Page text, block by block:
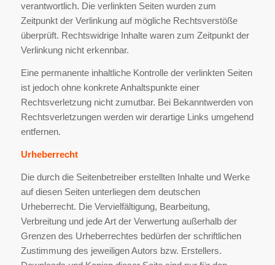
verantwortlich. Die verlinkten Seiten wurden zum
Zeitpunkt der Verlinkung auf mögliche Rechtsverstöße
überprüft. Rechtswidrige Inhalte waren zum Zeitpunkt der
Verlinkung nicht erkennbar.
Eine permanente inhaltliche Kontrolle der verlinkten Seiten
ist jedoch ohne konkrete Anhaltspunkte einer
Rechtsverletzung nicht zumutbar. Bei Bekanntwerden von
Rechtsverletzungen werden wir derartige Links umgehend
entfernen.
Urheberrecht
Die durch die Seitenbetreiber erstellten Inhalte und Werke
auf diesen Seiten unterliegen dem deutschen
Urheberrecht. Die Vervielfältigung, Bearbeitung,
Verbreitung und jede Art der Verwertung außerhalb der
Grenzen des Urheberrechtes bedürfen der schriftlichen
Zustimmung des jeweiligen Autors bzw. Erstellers.